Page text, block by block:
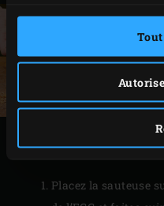
Placez la sauteuse